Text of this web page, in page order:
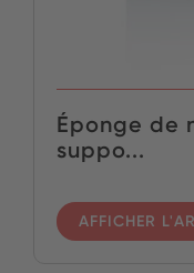
Éponge de
suppo...
AFFICHER